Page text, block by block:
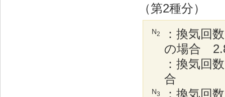
（第2種分）
N2
：換気回
の場合
：換気回
合
N3
：換気回